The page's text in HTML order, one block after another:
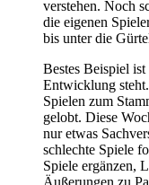
verstehen. Noch
die eigenen
bis unter die
Bestes Beispiel
Entwicklung
Spielen zum
gelobt. Diese
nur etwas
schlechte Spiele
Spiele ergänzen,
Äußerungen zu